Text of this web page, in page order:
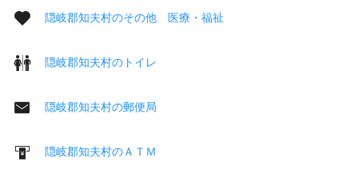
隠岐郡知夫村のその他 医療・福祉
隠岐郡知夫村のトイレ
隠岐郡知夫村の郵便局
隠岐郡知夫村のＡＴＭ